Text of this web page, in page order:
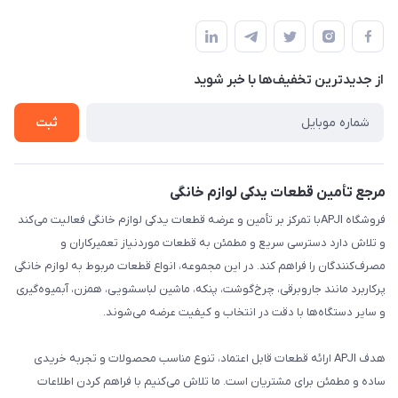
لیست محصولات
درباره ما
قوانین و مقررات
حریم خصوصی
راهنما
از جدید‌ترین تخفیف‌ها با‌ خبر شوید
ثبت
مرجع تأمین قطعات یدکی لوازم خانگی
فروشگاه APJIبا تمرکز بر تأمین و عرضه قطعات یدکی لوازم خانگی فعالیت می‌کند
و تلاش دارد دسترسی سریع و مطمئن به قطعات موردنیاز تعمیرکاران و
مصرف‌کنندگان را فراهم کند. در این مجموعه، انواع قطعات مربوط به لوازم خانگی
پرکاربرد مانند جاروبرقی، چرخ‌گوشت، پنکه، ماشین لباسشویی، همزن، آبمیوه‌گیری
و سایر دستگاه‌ها با دقت در انتخاب و کیفیت عرضه می‌شوند.
هدف APJI ارائه قطعات قابل اعتماد، تنوع مناسب محصولات و تجربه خریدی
ساده و مطمئن برای مشتریان است. ما تلاش می‌کنیم با فراهم کردن اطلاعات